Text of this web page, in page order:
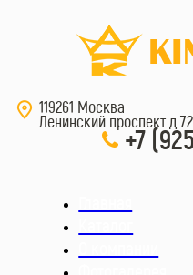
119261 Москва
Ленинский проспект д
+7